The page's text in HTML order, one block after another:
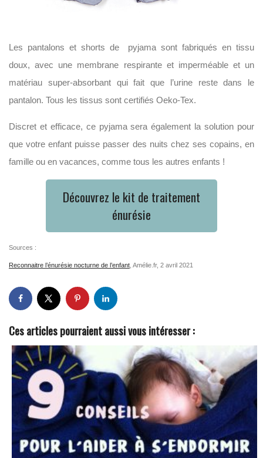
Les pantalons et shorts de pyjama sont fabriqués en tissu
doux, avec une membrane respirante et imperméable et un
matériau super-absorbant qui fait que l’urine reste dans le
pantalon. Tous les tissus sont certifiés Oeko-Tex.
Discret et efficace, ce pyjama sera également la solution pour
que votre enfant puisse passer des nuits chez ses copains, en
famille ou en vacances, comme tous les autres enfants !
Découvrez le kit de traitement
énurésie
Sources :
Reconnaitre l’énurésie nocturne de l’enfant , Amélie.fr, 2 avril 2021
Ces articles pourraient aussi vous intéresser :